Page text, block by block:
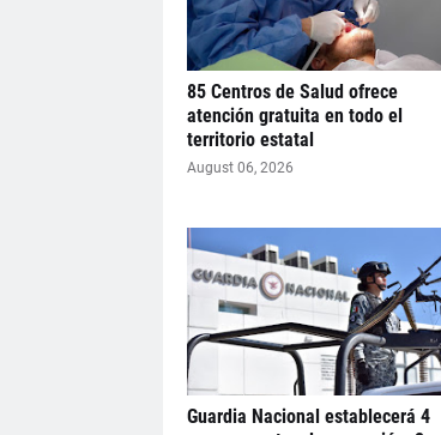
85 Centros de Salud ofrece
atención gratuita en todo el
territorio estatal
August 06, 2026
Guardia Nacional establecerá 4